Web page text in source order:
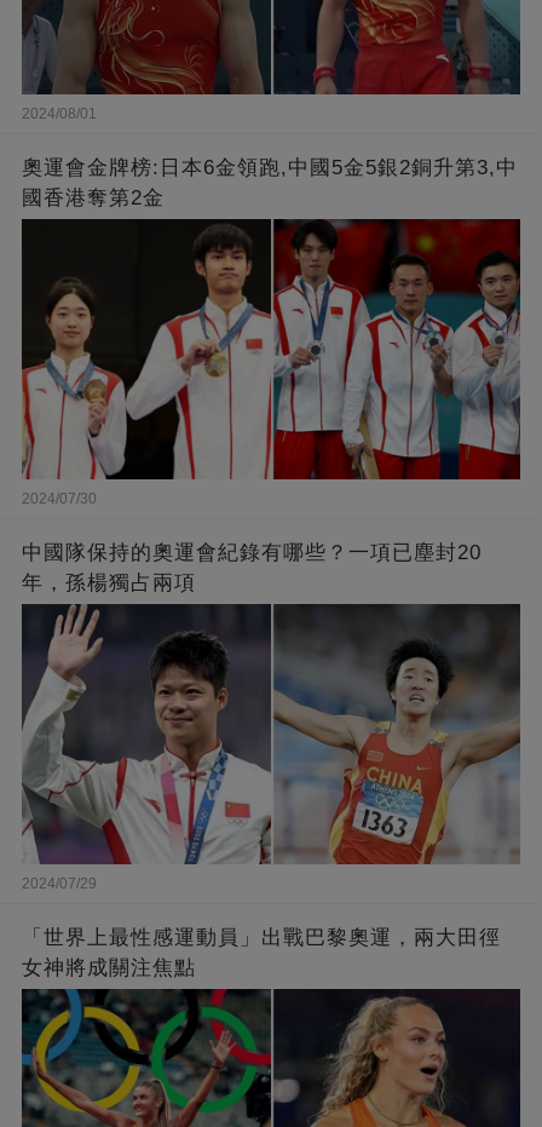
2024/08/01
奧運會金牌榜:日本6金領跑,中國5金5銀2銅升第3,中
國香港奪第2金
2024/07/30
中國隊保持的奧運會紀錄有哪些？一項已塵封20
年，孫楊獨占兩項
2024/07/29
「世界上最性感運動員」出戰巴黎奧運，兩大田徑
女神將成關注焦點